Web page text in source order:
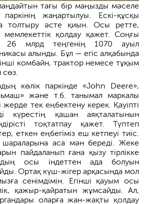
тағы бір маңызды мәселе
жаңартылуы. Ескі-құсқы
толтыру әсте қиын. Осы ретте,
мемлекеттік қолдау қажет. Соңғы
26 млрд теңгенің 1070 ауыл
алынды. Бұл — егіс алқабында
комбайн, трактор немесе тұқым
сөз.
көлік паркінде «John Deere»,
және т.б. танымал маркалы
жерде тек еңбектену керек. Қауіпті
күрестің қашан аяқталатынын
тоқтатпау қажет. Түптеп
еткен еңбегіміз еш кетпеуі тиіс.​
аса мән береді. Жеке
пайдаланып ғана қызу тірлікке
осы індеттен ада болуын
Ортақ күш-жігер арқасында мол
сенімдімін. Егінші қауым осы
қажыр-қайратын жұмсайды. Ал,
оларға жан-жақты қолдау